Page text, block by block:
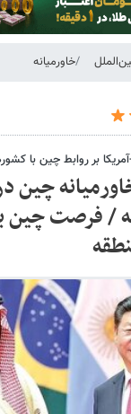
خاورمیانه
آمریکا بر روابط چین با
چین
/ فرصت چین